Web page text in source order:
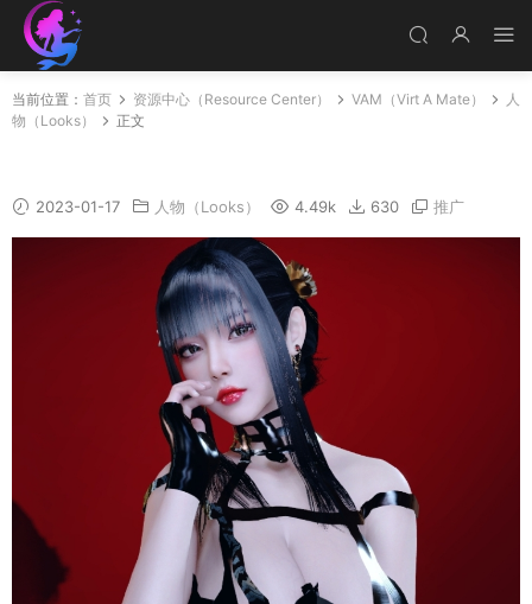
当前位置： 首页 资源中心（Resource Center） VAM（Virt A Mate）
人
物（Looks）
正文
2023-01-17 人物（Looks） 4.49k 630 推广